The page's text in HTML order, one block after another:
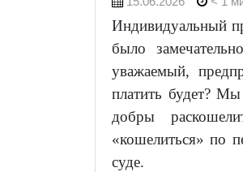
Индивидуальный
было
уважаемый,
платить будет?
добры
«кошелиться» по
суде.